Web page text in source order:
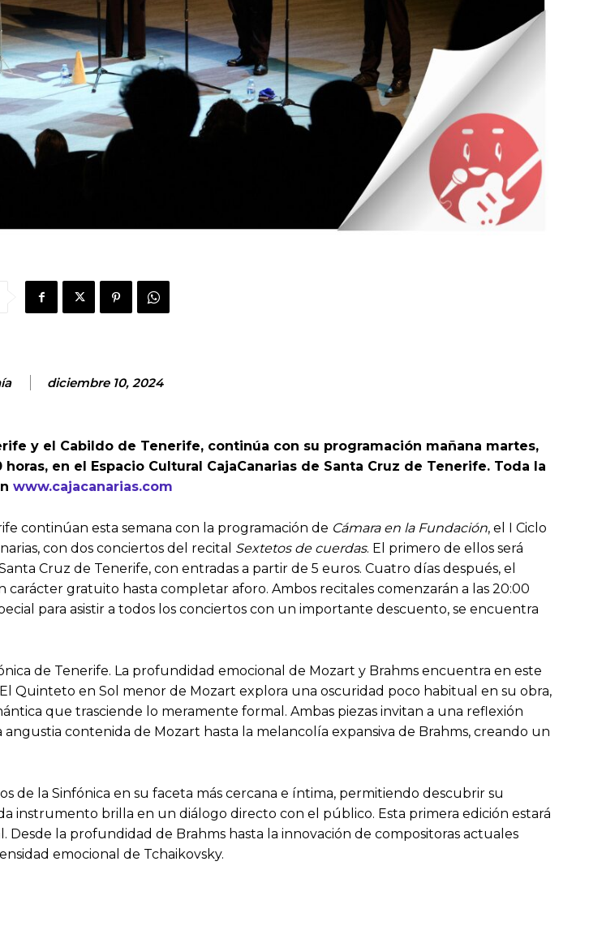
diciembre 10, 2024
y el Cabildo de Tenerife, continúa con su programación mañana martes,
horas, en el Espacio Cultural CajaCanarias de Santa Cruz de Tenerife. Toda la
www.cajacanarias.com
continúan esta semana con la programación de Cámara en la Fundación, el I Ciclo
con dos conciertos del recital Sextetos de cuerdas. El primero de ellos será
Cruz de Tenerife, con entradas a partir de 5 euros. Cuatro días después, el
carácter gratuito hasta completar aforo. Ambos recitales comenzarán a las 20:00
para asistir a todos los conciertos con un importante descuento, se encuentra
de Tenerife. La profundidad emocional de Mozart y Brahms encuentra en este
Quinteto en Sol menor de Mozart explora una oscuridad poco habitual en su obra,
que trasciende lo meramente formal. Ambas piezas invitan a una reflexión
contenida de Mozart hasta la melancolía expansiva de Brahms, creando un
de la Sinfónica en su faceta más cercana e íntima, permitiendo descubrir su
instrumento brilla en un diálogo directo con el público. Esta primera edición estará
Desde la profundidad de Brahms hasta la innovación de compositoras actuales
emocional de Tchaikovsky.